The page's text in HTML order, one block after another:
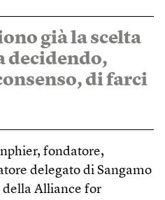
già la scelta
decidendo,
di farci
fondatore,
delegato di Sangamo
della Alliance for